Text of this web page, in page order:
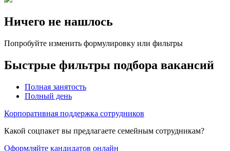
Ничего не нашлось
Попробуйте изменить формулировку или фильтры
Быстрые фильтры подбора вакансий
Полная занятость
Полный день
Корпоративная поддержка сотрудников
Какой соцпакет вы предлагаете семейным сотрудникам?
Оформляйте кандидатов онлайн